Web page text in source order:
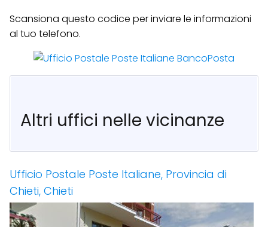
Scansiona questo codice per inviare le informazioni
al tuo telefono.
Altri uffici nelle vicinanze
Ufficio Postale Poste Italiane, Provincia di
Chieti, Chieti